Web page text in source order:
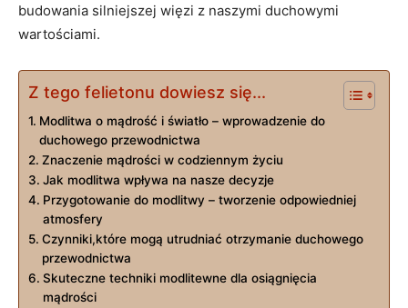
budowania⁣ silniejszej więzi z naszymi ‌duchowymi‌
wartościami.
Z tego felietonu dowiesz się...
Modlitwa o ⁣mądrość i⁢ światło – wprowadzenie do
duchowego przewodnictwa
Znaczenie mądrości w codziennym życiu
Jak modlitwa wpływa na nasze decyzje
Przygotowanie do ‍modlitwy –‌ tworzenie odpowiedniej
atmosfery
Czynniki,które mogą ‍utrudniać otrzymanie duchowego
przewodnictwa
Skuteczne techniki modlitewne dla osiągnięcia
‌mądrości